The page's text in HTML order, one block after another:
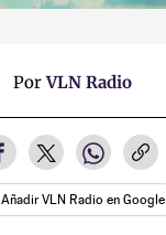
PorVLN Radio
Añadir VLN Radio en Google